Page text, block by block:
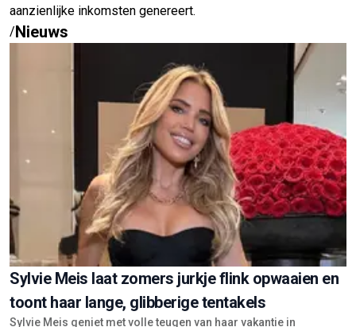
aanzienlijke inkomsten genereert.
/Nieuws
Sylvie Meis laat zomers jurkje flink opwaaien en
toont haar lange, glibberige tentakels
Sylvie Meis geniet met volle teugen van haar vakantie in